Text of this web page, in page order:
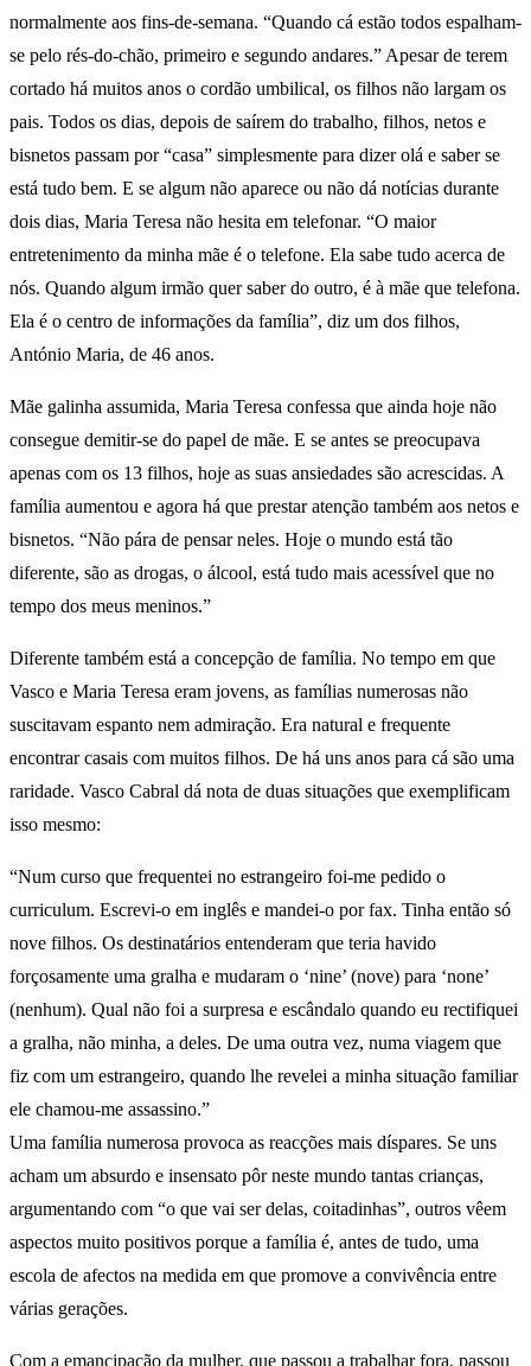
normalmente aos fins-de-semana. “Quando cá estão todos espalham-
se pelo rés-do-chão, primeiro e segundo andares.” Apesar de terem
cortado há muitos anos o cordão umbilical, os filhos não largam os
pais. Todos os dias, depois de saírem do trabalho, filhos, netos e
bisnetos passam por “casa” simplesmente para dizer olá e saber se
está tudo bem. E se algum não aparece ou não dá notícias durante
dois dias, Maria Teresa não hesita em telefonar. “O maior
entretenimento da minha mãe é o telefone. Ela sabe tudo acerca de
nós. Quando algum irmão quer saber do outro, é à mãe que telefona.
Ela é o centro de informações da família”, diz um dos filhos,
António Maria, de 46 anos.
Mãe galinha assumida, Maria Teresa confessa que ainda hoje não
consegue demitir-se do papel de mãe. E se antes se preocupava
apenas com os 13 filhos, hoje as suas ansiedades são acrescidas. A
família aumentou e agora há que prestar atenção também aos netos e
bisnetos. “Não pára de pensar neles. Hoje o mundo está tão
diferente, são as drogas, o álcool, está tudo mais acessível que no
tempo dos meus meninos.”
Diferente também está a concepção de família. No tempo em que
Vasco e Maria Teresa eram jovens, as famílias numerosas não
suscitavam espanto nem admiração. Era natural e frequente
encontrar casais com muitos filhos. De há uns anos para cá são uma
raridade. Vasco Cabral dá nota de duas situações que exemplificam
isso mesmo:
“Num curso que frequentei no estrangeiro foi-me pedido o
curriculum. Escrevi-o em inglês e mandei-o por fax. Tinha então só
nove filhos. Os destinatários entenderam que teria havido
forçosamente uma gralha e mudaram o ‘nine’ (nove) para ‘none’
(nenhum). Qual não foi a surpresa e escândalo quando eu rectifiquei
a gralha, não minha, a deles. De uma outra vez, numa viagem que
fiz com um estrangeiro, quando lhe revelei a minha situação familiar
ele chamou-me assassino.”
Uma família numerosa provoca as reacções mais díspares. Se uns
acham um absurdo e insensato pôr neste mundo tantas crianças,
argumentando com “o que vai ser delas, coitadinhas”, outros vêem
aspectos muito positivos porque a família é, antes de tudo, uma
escola de afectos na medida em que promove a convivência entre
várias gerações.
Com a emancipação da mulher, que passou a trabalhar fora, passou